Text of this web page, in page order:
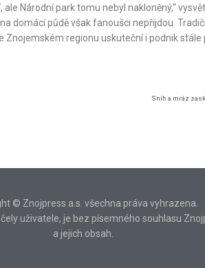
Národní park tomu nebyl nakloněný,“
domácí půdě však fanoušci nepřijdou.
Znojemském regionu uskuteční i podnik stále
Sníh a mráz
© Znojpress a.s. všechna práva vyhrazena.
uživatele, je bez písemného souhlasu
a jejich obsah.